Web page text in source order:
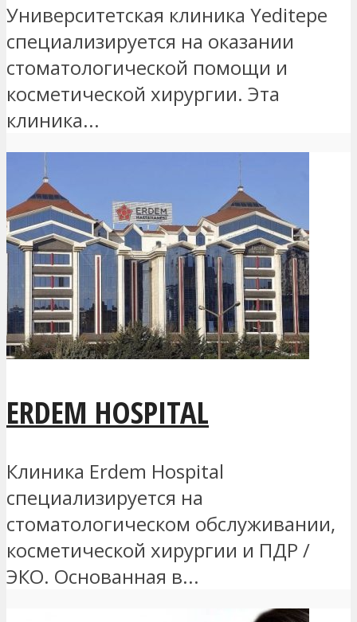
Университетская клиника Yeditepe
специализируется на оказании
стоматологической помощи и
косметической хирургии. Эта
клиника...
ERDEM HOSPITAL
Клиника Erdem Hospital
специализируется на
стоматологическом обслуживании,
косметической хирургии и ПДР /
ЭКО. Основанная в...